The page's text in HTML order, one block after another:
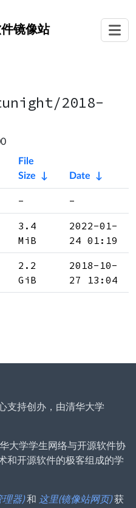
镜像站
2018-
File
Size
↓ Date ↓
- -
3.4
MiB
2022-01-
24 01:19
2.2
GiB
2018-10-
27 13:04
支持创办，由清华大学
大学学生网络与开源软件协
和开源软件的极客组成的学
理器)和 这里(镜像站网页)获